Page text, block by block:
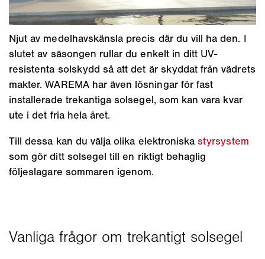
Njut av medelhavskänsla precis där du vill ha den. I
slutet av säsongen rullar du enkelt in ditt UV-
resistenta solskydd så att det är skyddat från vädrets
makter. WAREMA har även lösningar för fast
installerade trekantiga solsegel, som kan vara kvar
ute i det fria hela året.
Till dessa kan du välja olika elektroniskastyrsystem
som gör ditt solsegel till en riktigt behaglig
följeslagare sommaren igenom.